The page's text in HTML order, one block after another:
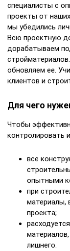
специалисты с
проекты от
мы убедились
Всю проектную
дорабатываем
обновляем ее.
клиентов и
Для чего
Чтобы
контролировать
все
опытными
при
материалы,
проекта;
лишнего.